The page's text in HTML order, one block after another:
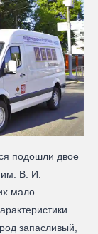
подошли двое
им. В. И.
мало
запасливый,